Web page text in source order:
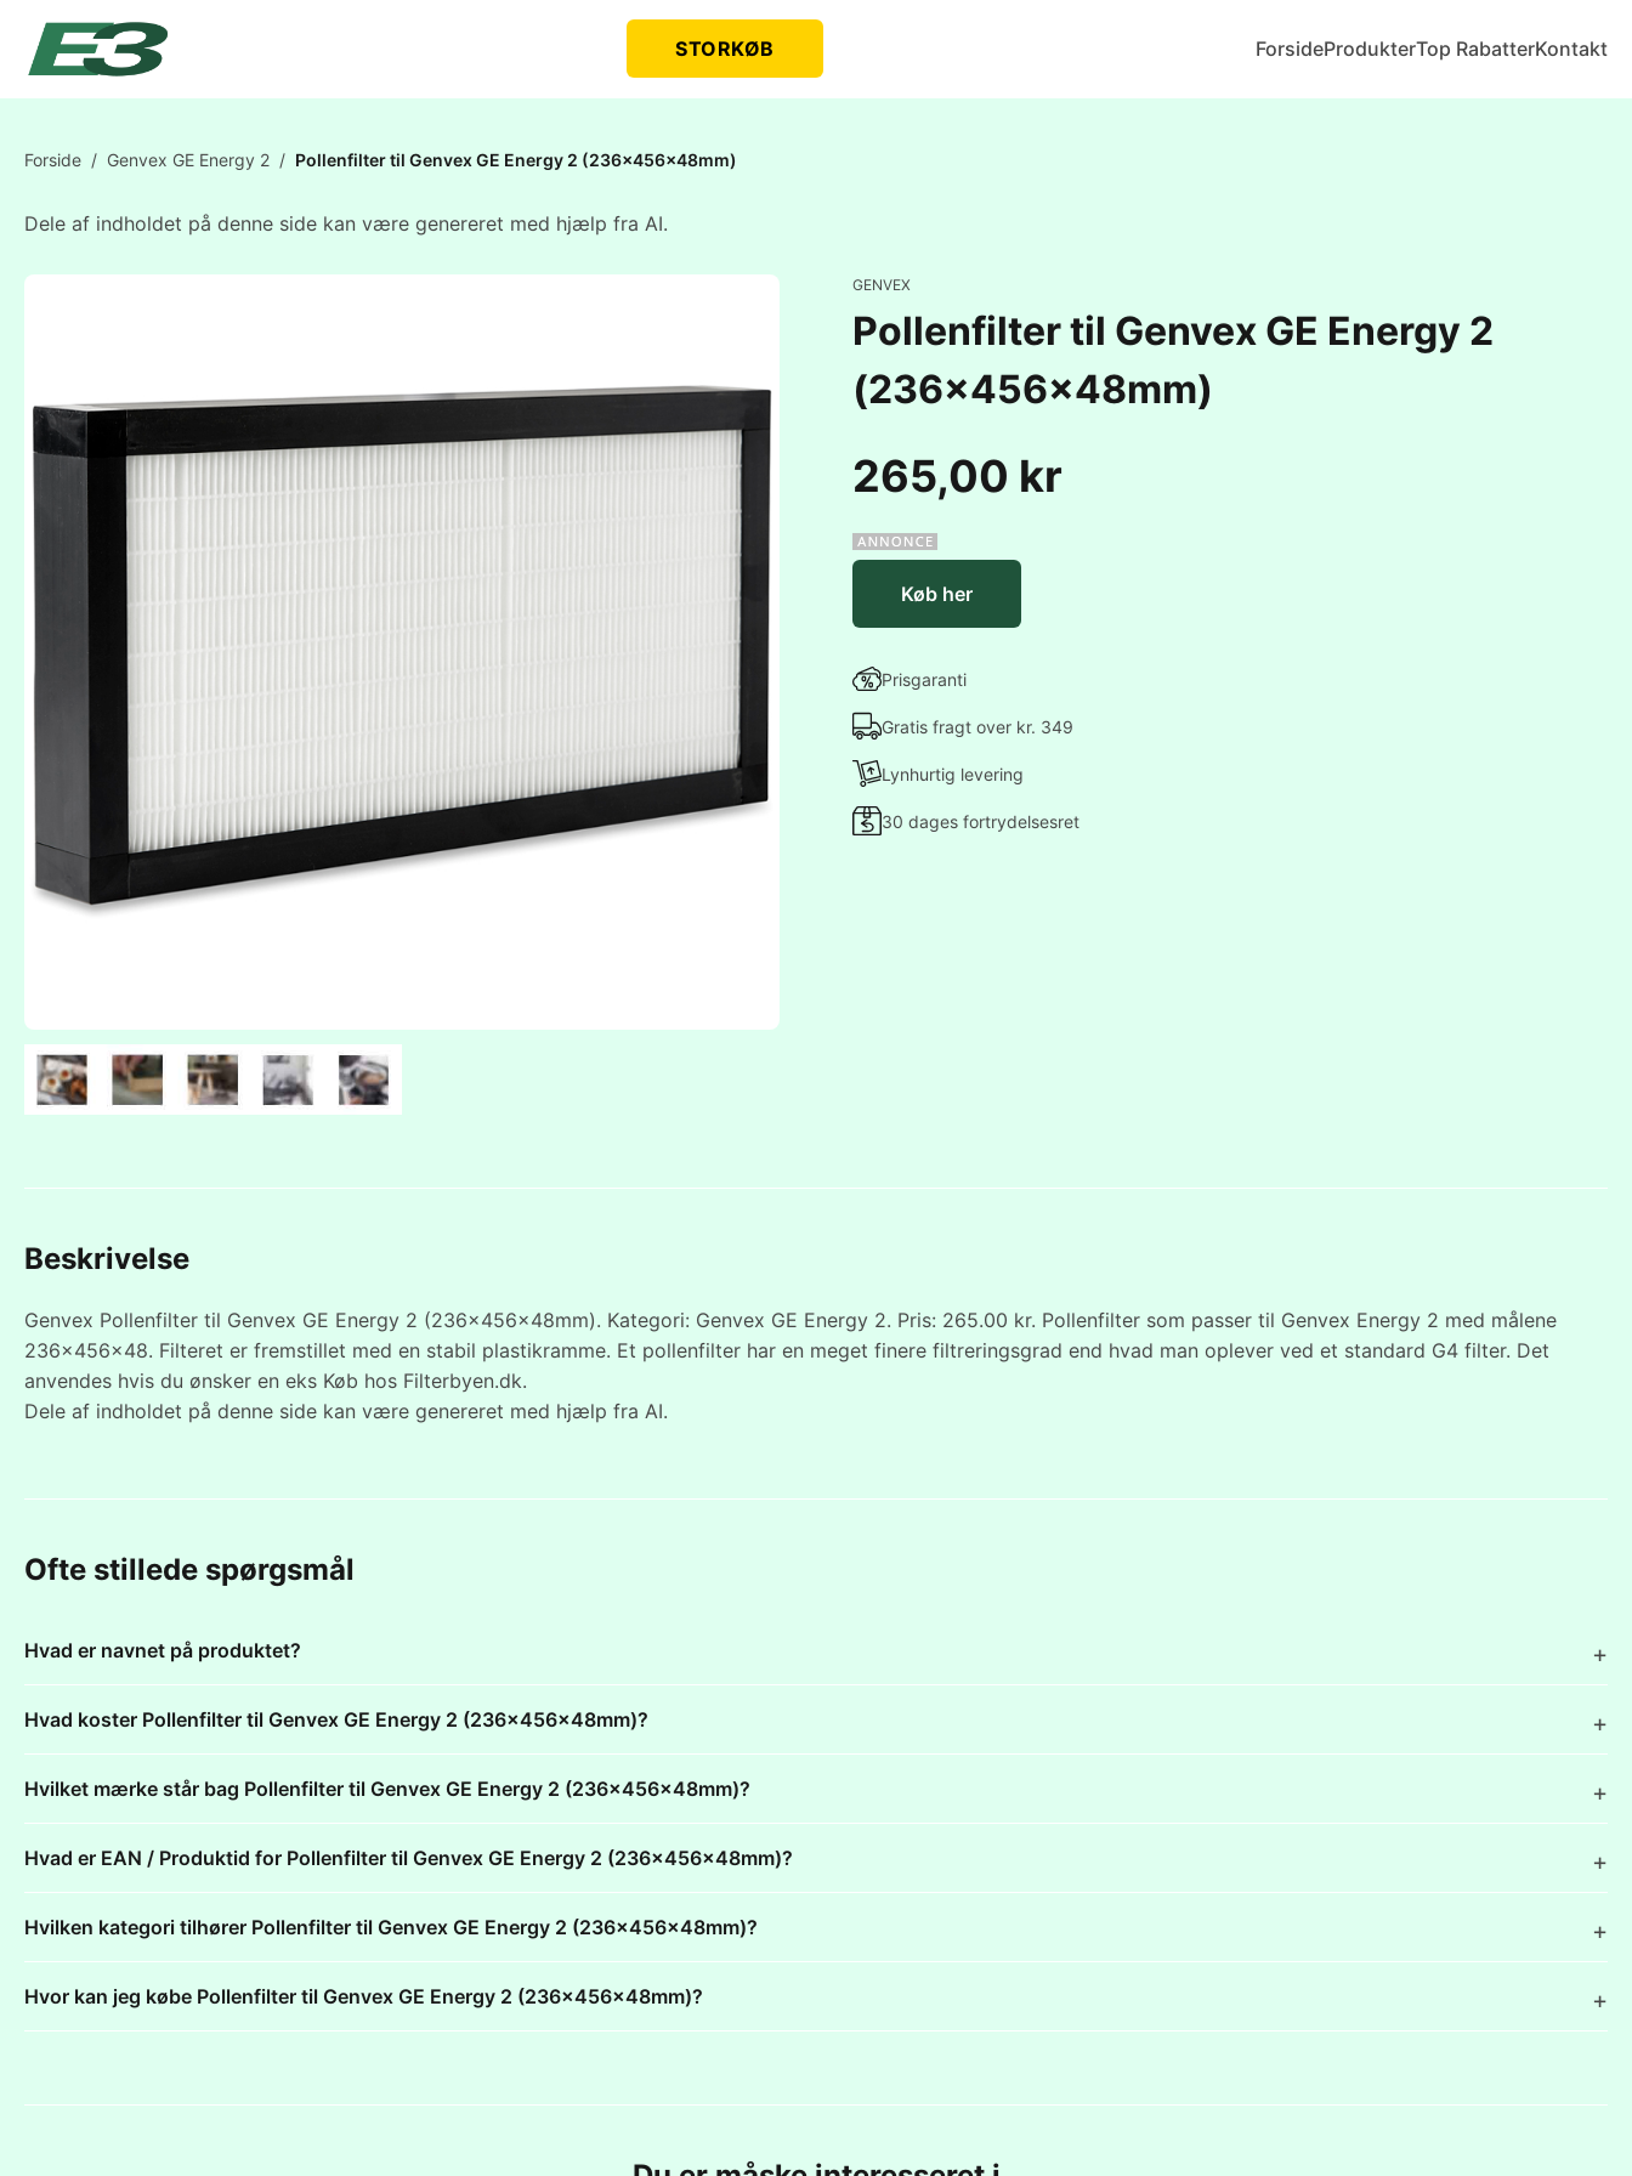
STORKØB ForsideProdukterTop RabatterKontakt
Forside / Genvex GE Energy 2 / Pollenfilter til Genvex GE Energy 2 (236x456x48mm)
Dele af indholdet på denne side kan være genereret med hjælp fra AI.
GENVEX
Pollenfilter til Genvex GE Energy 2
(236x456x48mm)
265,00 kr
Køb her
Prisgaranti
Gratis fragt over kr. 349
Lynhurtig levering
30 dages fortrydelsesret
Beskrivelse
Genvex Pollenfilter til Genvex GE Energy 2 (236x456x48mm). Kategori: Genvex GE Energy 2. Pris: 265.00 kr. Pollenfilter som passer til Genvex Energy 2 med målene
236x456x48. Filteret er fremstillet med en stabil plastikramme. Et pollenfilter har en meget finere filtreringsgrad end hvad man oplever ved et standard G4 filter. Det
anvendes hvis du ønsker en eks Køb hos Filterbyen.dk.
Dele af indholdet på denne side kan være genereret med hjælp fra AI.
Ofte stillede spørgsmål
Hvad er navnet på produktet?
Hvad koster Pollenfilter til Genvex GE Energy 2 (236x456x48mm)?
Hvilket mærke står bag Pollenfilter til Genvex GE Energy 2 (236x456x48mm)?
Hvad er EAN / Produktid for Pollenfilter til Genvex GE Energy 2 (236x456x48mm)?
Hvilken kategori tilhører Pollenfilter til Genvex GE Energy 2 (236x456x48mm)?
Hvor kan jeg købe Pollenfilter til Genvex GE Energy 2 (236x456x48mm)?